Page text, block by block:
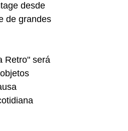
desde
de grandes
Retro" será